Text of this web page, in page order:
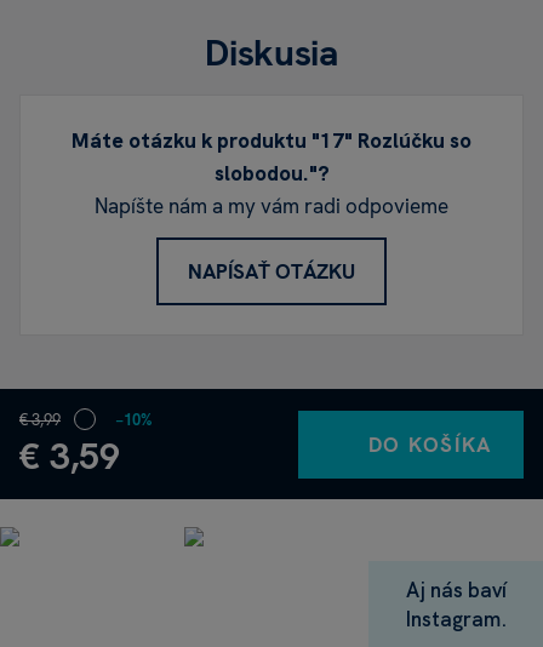
Diskusia
Máte otázku k produktu "17" Rozlúčku so
slobodou."?
Napíšte nám a my vám radi odpovieme
NAPÍSAŤ OTÁZKU
€ 3,99
€ 3,59
−10%
DO KOŠÍKA
Aj nás baví
Instagram.